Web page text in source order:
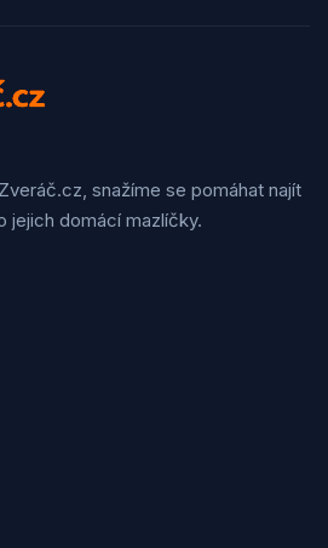
snažíme se pomáhat najít
jejich domácí mazlíčky.